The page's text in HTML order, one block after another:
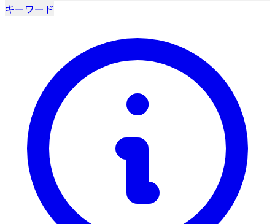
キーワード